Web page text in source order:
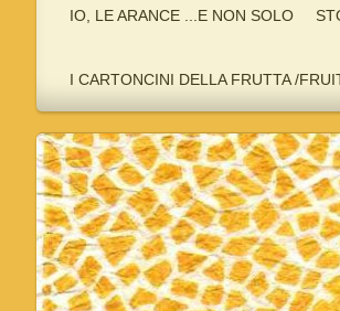
IO, LE ARANCE ...E NON SOLO
I CARTONCINI DELLA FRUTTA /